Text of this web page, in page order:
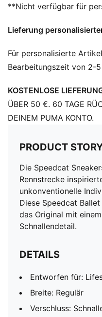
**Nicht verfügbar für
Lieferung
Für personalisierte
Bearbeitungszeit von 2-
KOSTENLOSE
ÜBER 50 €. 60 TAGE
DEINEM PUMA KONTO.
PRODUCT
Die Speedcat
Rennstrecke
unkonventionelle
Diese Speedcat
das Original mit
Schnallendetail.
DETAILS
Entworfen für:
Breite: Regulär
Verschluss: